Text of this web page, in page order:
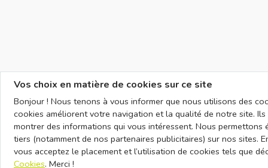
Vos choix en matière de cookies sur ce site
Bonjour ! Nous tenons à vous informer que nous utilisons des
cookies améliorent votre navigation et la qualité de notre site.
montrer des informations qui vous intéressent. Nous permettons
tiers (notamment de nos partenaires publicitaires) sur nos sites.
vous acceptez le placement et l’utilisation de cookies tels que
Cookies. Merci !